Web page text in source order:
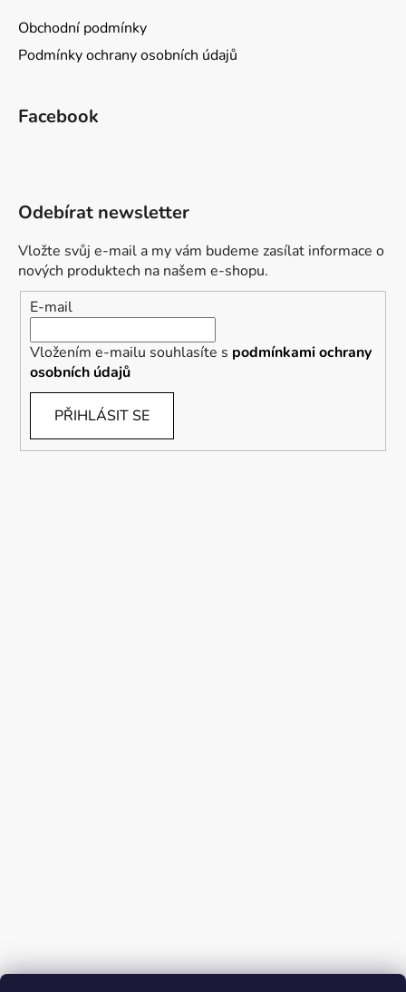
Obchodní podmínky
Podmínky ochrany osobních údajů
Facebook
Odebírat newsletter
Vložte svůj e-mail a my vám budeme zasílat informace o
nových produktech na našem e-shopu.
E-mail
Vložením e-mailu souhlasíte s podmínkami ochrany
osobních údajů
PŘIHLÁSIT SE